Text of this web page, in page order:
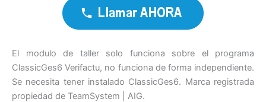
El modulo de taller solo funciona sobre el programa
ClassicGes6 Verifactu, no funciona de forma independiente.
Se necesita tener instalado ClassicGes6. Marca registrada
propiedad de TeamSystem | AIG.